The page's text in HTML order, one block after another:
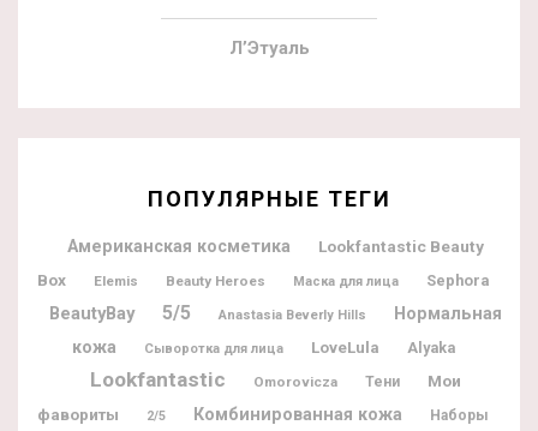
Л’Этуаль
ПОПУЛЯРНЫЕ ТЕГИ
Американская косметика
Lookfantastic Beauty
Box
Elemis Beauty Heroes Маска для лица Sephora
BeautyBay 5/5 Anastasia Beverly Hills
Нормальная
кожа
Сыворотка для лица LoveLula Alyaka
Lookfantastic Omorovicza Тени
Мои
фавориты
2/5 Комбинированная кожа Наборы